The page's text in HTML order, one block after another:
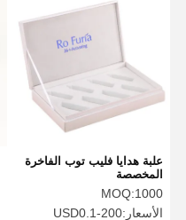
علبة هدايا فليب توب الفاخرة
المخصصة
MOQ:1000
الأسعار:USD0.1-200